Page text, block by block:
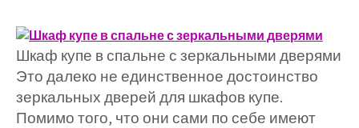
Шкаф купе в спальне с зеркальными дверями
Это далеко не единственное достоинство
зеркальных дверей для шкафов купе.
Помимо того, что они сами по себе имеют